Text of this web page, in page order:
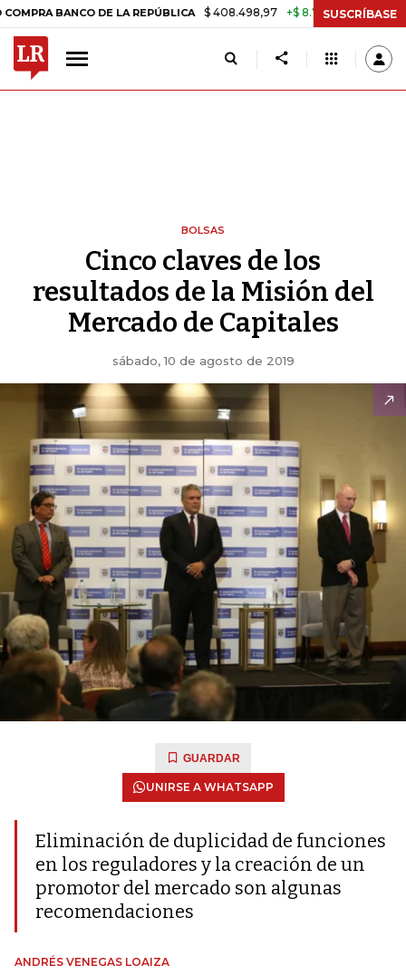
DE LA REPÚBLICA $ 408.498,97 +$ 8.753,81 +2,19% TASA
SUSCRÍBASE
BOLSAS
Cinco claves de los
resultados de la Misión del
Mercado de Capitales
sábado, 10 de agosto de 2019
GUARDAR
UNIRSE A WHATSAPP
Eliminación de duplicidad de funciones
en los reguladores y la creación de un
promotor del mercado son algunas
recomendaciones
ANDRÉS VENEGAS LOAIZA